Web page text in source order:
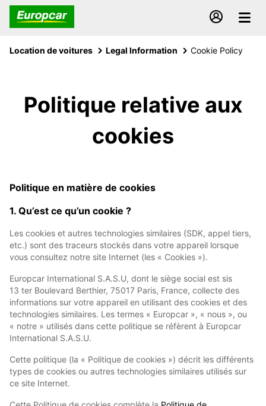
Location de voitures Legal Information Cookie Policy
Politique relative aux
cookies
Politique en matière de cookies
1. Qu’est ce qu’un cookie ?
Les cookies et autres technologies similaires (SDK, appel tiers,
etc.) sont des traceurs stockés dans votre appareil lorsque
vous consultez notre site Internet (les « Cookies »).
Europcar International S.A.S.U, dont le siège social est sis
13 ter Boulevard Berthier, 75017 Paris, France, collecte des
informations sur votre appareil en utilisant des cookies et des
technologies similaires. Les termes « Europcar », « nous », ou
« notre » utilisés dans cette politique se réfèrent à Europcar
International S.A.S.U.
Cette politique (la « Politique de cookies ») décrit les différents
types de cookies ou autres technologies similaires utilisés sur
ce site Internet.